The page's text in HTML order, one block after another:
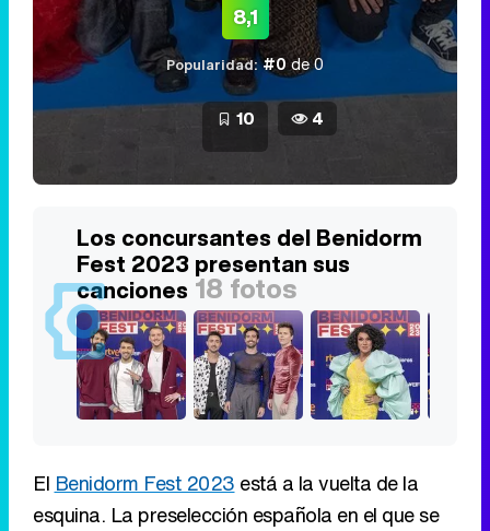
8,1
Popularidad: #0de 0
10 4
Los concursantes del Benidorm
Fest 2023 presentan sus
canciones 18 fotos
El Benidorm Fest 2023 está a la vuelta de la
esquina. La preselección española en el que se